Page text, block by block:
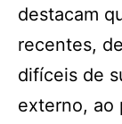
destacam
recentes,
difíceis de
externo, ao